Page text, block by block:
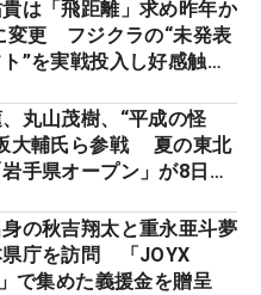
は「飛距離」求め昨年か
変更 フジクラの“未発表
”を実戦投入し好感触
ネタ！】
丸山茂樹、“平成の怪
大輔氏ら参戦 夏の東北
手県オープン」が8日開
の秋吉翔太と重永亜斗夢
県庁を訪問 「JOYX
で集めた義援金を贈呈